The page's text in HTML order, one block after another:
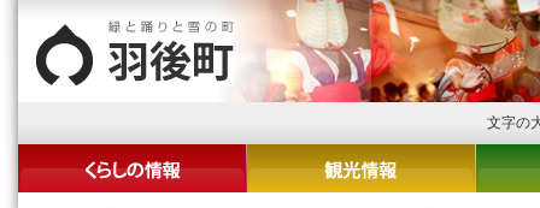
文字の